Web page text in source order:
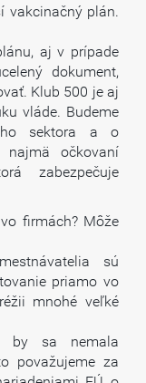
vakcinačný plán.
aj v prípade
dokument,
Klub 500 je aj
vláde. Budeme
sektora a o
očkovaní
zabezpečuje
firmách? Môže
sú
priamo vo
mnohé veľké
by sa nemala
považujeme za